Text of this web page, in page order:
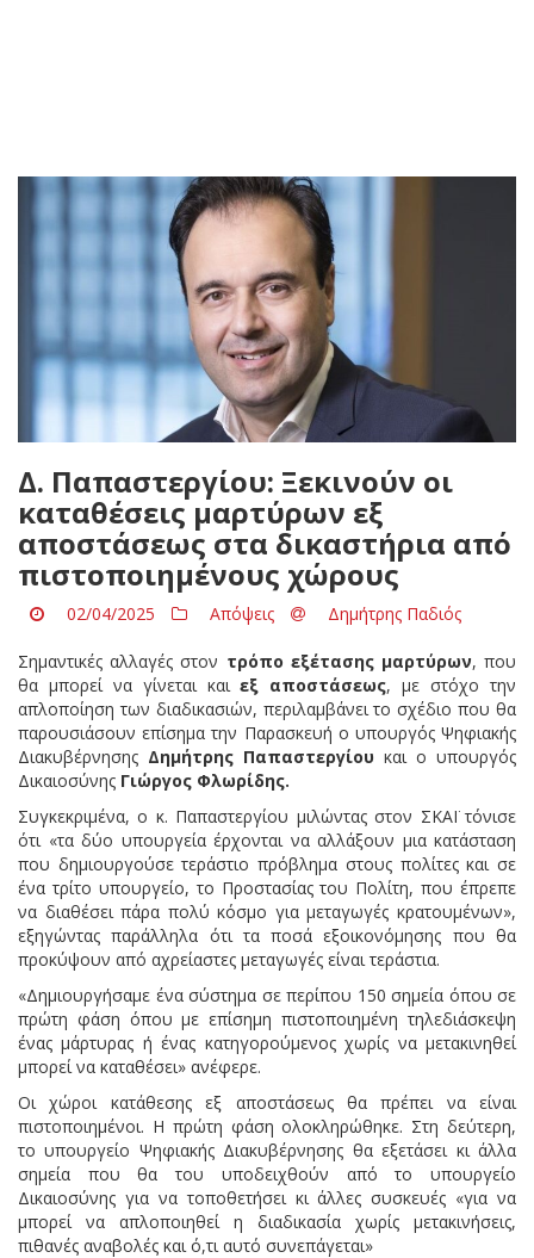
Δ. Παπαστεργίου: Ξεκινούν οι
καταθέσεις μαρτύρων εξ
αποστάσεως στα δικαστήρια από
πιστοποιημένους χώρους
02/04/2025 Απόψεις Δημήτρης Παδιός
Σημαντικές αλλαγές στον τρόπο εξέτασης μαρτύρων, που
θα μπορεί να γίνεται καιεξ αποστάσεως, με στόχο την
απλοποίηση των διαδικασιών, περιλαμβάνει το σχέδιο που θα
παρουσιάσουν επίσημα την Παρασκευή ο υπουργός Ψηφιακής
Διακυβέρνησης Δημήτρης Παπαστεργίου και ο υπουργός
Δικαιοσύνης Γιώργος Φλωρίδης.
Συγκεκριμένα, ο κ. Παπαστεργίου μιλώντας στον ΣΚΑΪ τόνισε
ότι «τα δύο υπουργεία έρχονται να αλλάξουν μια κατάσταση
που δημιουργούσε τεράστιο πρόβλημα στους πολίτες και σε
ένα τρίτο υπουργείο, το Προστασίας του Πολίτη, που έπρεπε
να διαθέσει πάρα πολύ κόσμο για μεταγωγές κρατουμένων»,
εξηγώντας παράλληλα ότι τα ποσά εξοικονόμησης που θα
προκύψουν από αχρείαστες μεταγωγές είναι τεράστια.
«Δημιουργήσαμε ένα σύστημα σε περίπου 150 σημεία όπου σε
πρώτη φάση όπου με επίσημη πιστοποιημένη τηλεδιάσκεψη
ένας μάρτυρας ή ένας κατηγορούμενος χωρίς να μετακινηθεί
μπορεί να καταθέσει» ανέφερε.
Οι χώροι κατάθεσης εξ αποστάσεως θα πρέπει να είναι
πιστοποιημένοι. Η πρώτη φάση ολοκληρώθηκε. Στη δεύτερη,
το υπουργείο Ψηφιακής Διακυβέρνησης θα εξετάσει κι άλλα
σημεία που θα του υποδειχθούν από το υπουργείο
Δικαιοσύνης για να τοποθετήσει κι άλλες συσκευές «για να
μπορεί να απλοποιηθεί η διαδικασία χωρίς μετακινήσεις,
πιθανές αναβολές και ό,τι αυτό συνεπάγεται»